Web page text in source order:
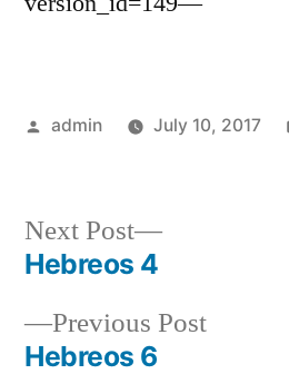
Posted
admin July 10, 2017
Post
navigation
Previous PostPrevious
Hebreos 6
Next Post
Next
Hebreos 4